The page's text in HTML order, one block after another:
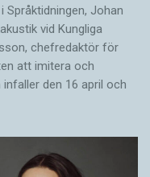
Johan
vid Kungliga
chefredaktör för
att imitera och
den 16 april och